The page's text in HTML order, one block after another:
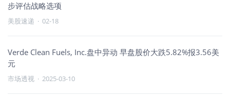
步评估战略选项
美股速递 · 02-18
Verde Clean Fuels, Inc.盘中异动 早盘股价大跌5.82%报3.56美
元
市场透视 · 2025-03-10